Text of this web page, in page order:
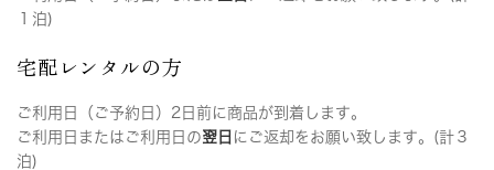
１泊)
宅配レンタルの方
ご利用日（ご予約日）2日前に商品が到着します。
ご利用日またはご利用日の翌日 にご返却をお願い致します。(計３
泊)